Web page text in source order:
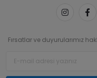
Fırsatlar ve duyurularımız